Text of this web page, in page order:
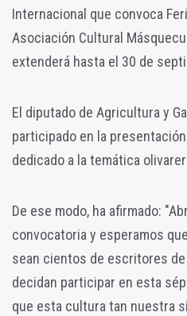
Internacional que convoca
Asociación Cultural
extenderá hasta el 30 de
El diputado de Agricultura y
participado en la
dedicado a la temática
De ese modo, ha afirmado:
convocatoria y esperamos
sean cientos de escritores
decidan participar en esta
que esta cultura tan nuestra